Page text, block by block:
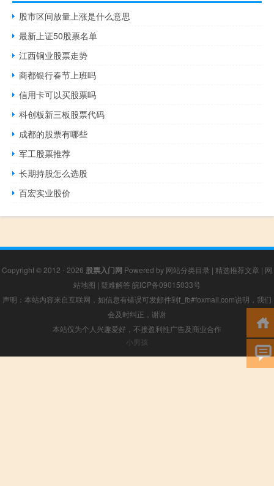
股市区间放量上涨是什么意思
最新上证50股票名单
江西铜业股票走势
商都银行春节上班吗
信用卡可以买股票吗
科创板新三板股票代码
成都的股票有哪些
军工股票推荐
长期持股怎么选股
百宏实业股价
Copyright © 2012 - 2026 股票入门网 Powered by 网站分类目录 | 精选推荐文章 | 网
站地图 | 疑难解答 皖ICP备09015033号
声明：本站内容来自互联网，如信息有错误可发邮件到f_fb#foxmail.com说明，我们
会及时纠正，谢谢
本站仅为个人兴趣爱好，不接盈利性广告及商业合作
小男孩